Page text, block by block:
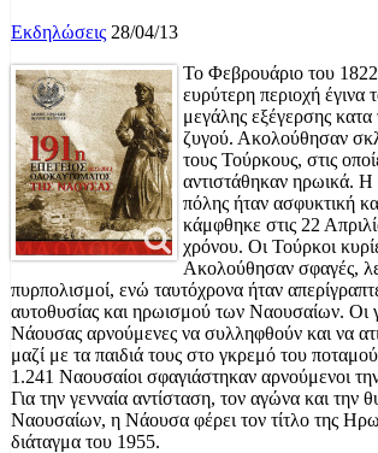
Εκδηλώσεις 28/04/13
Το Φεβρουάριο του
ευρύτερη περιοχή έγινα
μεγάλης εξέγερσης κατα
ζυγού. Ακολούθησαν
τους Τούρκους, στις
αντιστάθηκαν ηρωικά. Η
πόλης ήταν ασφυκτική
κάμφθηκε στις 22
χρόνου. Οι Τούρκοι
Ακολούθησαν σφαγές,
πυρπολισμοί, ενώ ταυτόχρονα ήταν
αυτοθυσίας και ηρωισμού των Ναουσαίων. Οι
Νάουσας αρνούμενες να συλληφθούν και να
μαζί με τα παιδιά τους στο γκρεμό του
1.241 Ναουσαίοι σφαγιάστηκαν αρνούμενοι
Για την γενναία αντίσταση, τον αγώνα και την
Ναουσαίων, η Νάουσα φέρει τον τίτλο της
διάταγμα του 1955.